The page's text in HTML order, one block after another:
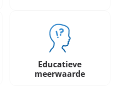
Educatieve
meerwaarde